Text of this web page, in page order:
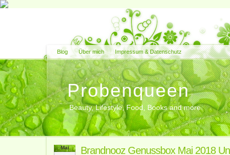
Blog Über mich Impressum & Datenschutz
Probenqueen
Beauty, Lifestyle, Food, Books and more
Mai Brandnooz Genussbox Mai 2018